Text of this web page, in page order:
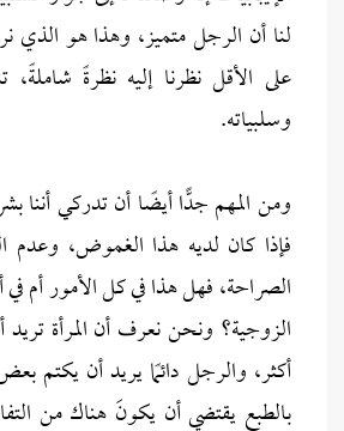
لنا أن الرجل متميز، وهذا هو الذي
على الأقل نظرنا إليه نظرةً شاملةً،
وسلبياته.
ومن المهم جدًّا أيضًا أن تدركي أننا
فإذا كان لديه هذا الغموض، وعدم
الصراحة، فهل هذا في كل الأمور أم في
الزوجية؟ ونحن نعرف أن المرأة
أكثر، والرجل دائمًا يريد أن يكتم
بالطبعِ يقتضي أن يكونَ هناك من